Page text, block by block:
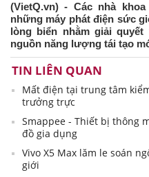
(VietQ.vn) - Các nhà
những máy phát điện sức
lòng biển nhằm giải
nguồn năng lượng tái tạo
TIN LIÊN QUAN
Mất điện tại trung tâm
trưởng trực
Smappee - Thiết bị thông
đồ gia dụng
Vivo X5 Max lăm le soán
giới